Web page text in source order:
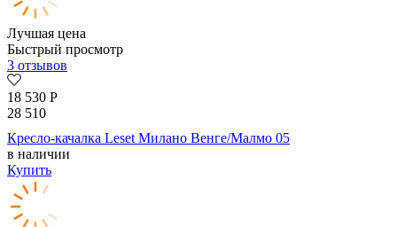
Лучшая цена
Быстрый просмотр
3 отзывов
18 530 Р
28 510
Кресло-качалка Leset Милано Венге/Малмо 05
в наличии
Купить